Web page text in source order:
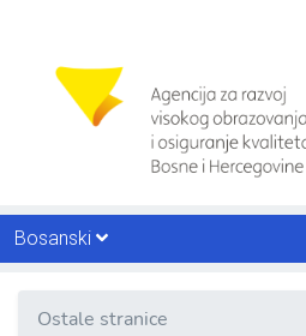
Bosanski
Ostale stranice